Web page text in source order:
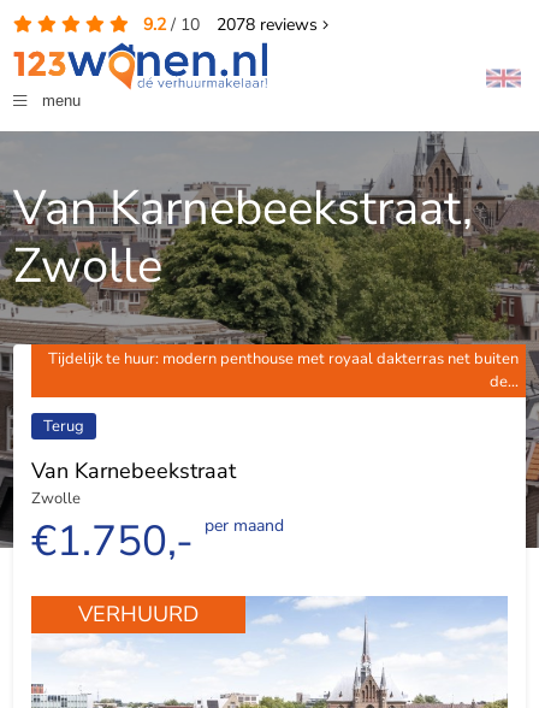
9.2/ 10 2078reviews
menu
Van Karnebeekstraat,
Zwolle
Tijdelijk te huur: modern penthouse met royaal dakterras net buiten
de...
Terug
Van Karnebeekstraat
Zwolle
€1.750,- per maand
VERHUURD